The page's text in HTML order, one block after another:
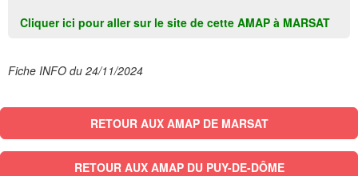
Cliquer ici pour aller sur le site de cette AMAP à MARSAT
Fiche INFO du 24/11/2024
RETOUR AUX AMAP DE MARSAT
RETOUR AUX AMAP DU PUY-DE-DÔME